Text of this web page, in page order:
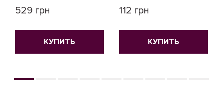
529 грн
КУПИТЬ
112 грн
КУПИТЬ